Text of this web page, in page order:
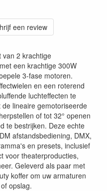
een review
van 2 krachtige
een krachtige 300W
3-fase motoren.
en een roterend
luchteffecten te
lineaire gemotoriseerde
of tot 32° openen
te bestrijken. Deze echte
afstandsbediening, DMX,
en presets, inclusief
voor theaterproducties,
Geleverd als paar met
koffer om uw armaturen
opslag.